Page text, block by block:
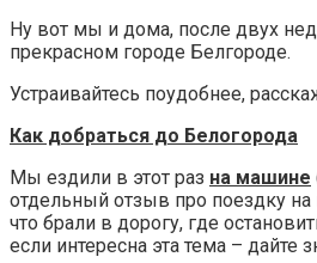
Ну вот мы и дома, после двух
прекрасном городе Белгороде.
Устраивайтесь поудобнее,
Как добраться до Белогорода
Мы ездили в этот раз на машине
отдельный отзыв про поездку
что брали в дорогу, где
если интересна эта тема – дайте